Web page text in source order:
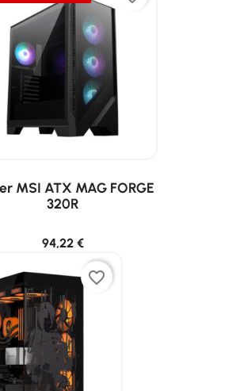
MSI ATX MAG FORGE
320R
94,22 €
favorite_border